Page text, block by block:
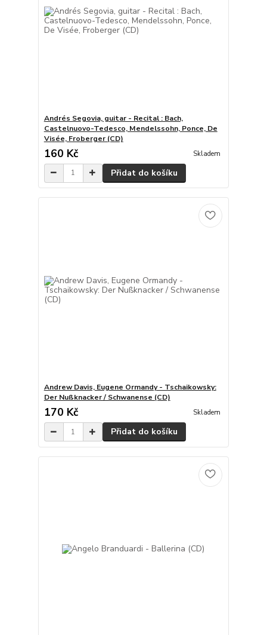
Andrés Segovia, guitar - Recital : Bach,
Castelnuovo-Tedesco, Mendelssohn, Ponce, De
Visée, Froberger (CD)
160 Kč Skladem
Přidat do košíku
Andrew Davis, Eugene Ormandy - Tschaikowsky:
Der Nußknacker / Schwanense (CD)
170 Kč Skladem
Přidat do košíku